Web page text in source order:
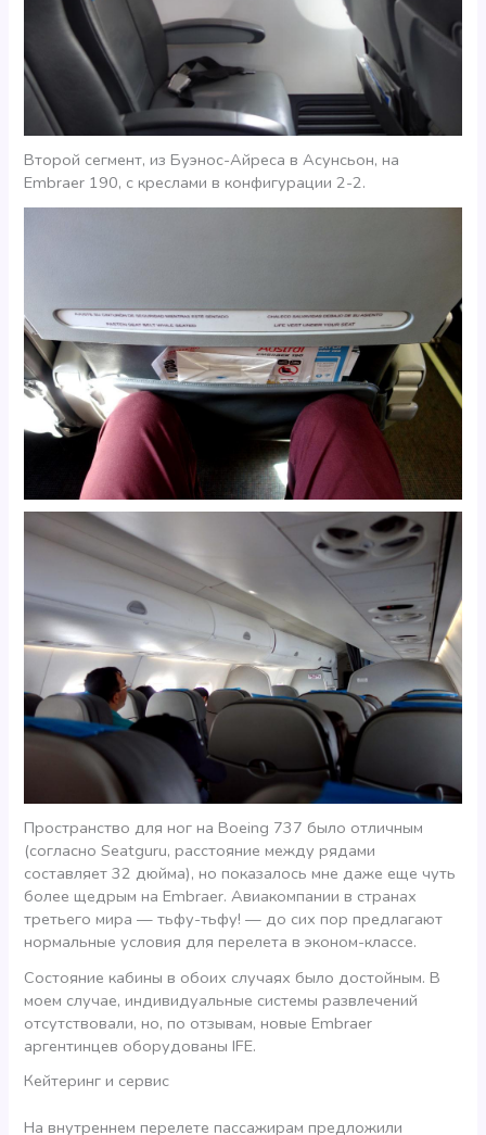
Второй сегмент, из Буэнос-Айреса в Асунсьон, на
Embraer 190, с креслами в конфигурации 2-2.
Пространство для ног на Boeing 737 было отличным
(согласно Seatguru, расстояние между рядами
составляет 32 дюйма), но показалось мне даже еще чуть
более щедрым на Embraer. Авиакомпании в странах
третьего мира — тьфу-тьфу! — до сих пор предлагают
нормальные условия для перелета в эконом-классе.
Состояние кабины в обоих случаях было достойным. В
моем случае, индивидуальные системы развлечений
отсутствовали, но, по отзывам, новые Embraer
аргентинцев оборудованы IFE.
Кейтеринг и сервис
На внутреннем перелете пассажирам предложили